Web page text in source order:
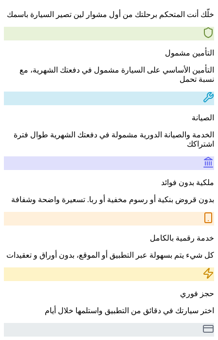
خلّك أنت المتحكم برحلتك من أول مشوار لين تصير السيارة باسمك
التأمين مشمول
التأمين الأساسي على السيارة مشمول في دفعتك الشهرية، مع
نسبة تحمل
الصيانة
الخدمة والصيانة الدورية مشمولة في دفعتك الشهرية طوال فترة
اشتراكك
ملكية بدون فوائد
بدون قروض بنكية أو رسوم مخفية أو ربا. تسعيرة واضحة وشفافة
خدمة رقمية بالكامل
كل شيء يتم بسهولة عبر التطبيق أو الموقع، بدون أوراق و تعقيدات
حجز فوري
اختر سيارتك في دقائق من التطبيق واستلمها خلال أيام